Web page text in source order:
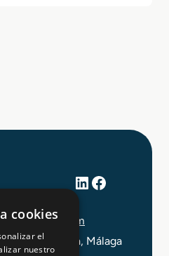
LinkedIn
Facebook
21, 2ª Planta, Málaga
cookies
el
nuestro